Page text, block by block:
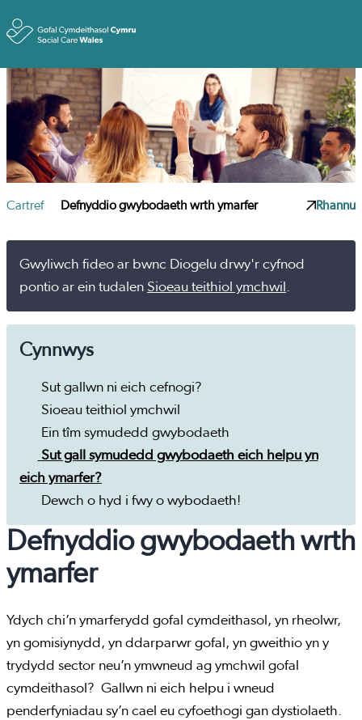
Cartref Defnyddio gwybodaeth wrth ymarfer Rhannu
Gwyliwch fideo ar bwnc Diogelu drwy'r cyfnod
pontio ar ein tudalen Sioeau teithiol ymchwil .
Cynnwys
Sut gallwn ni eich cefnogi?
Sioeau teithiol ymchwil
Ein tîm symudedd gwybodaeth
Sut gall symudedd gwybodaeth eich helpu yn
eich ymarfer?
Dewch o hyd i fwy o wybodaeth!
Defnyddio gwybodaeth wrth
ymarfer
Ydych chi’n ymarferydd gofal cymdeithasol, yn rheolwr,
yn gomisiynydd, yn ddarparwr gofal, yn gweithio yn y
trydydd sector neu’n ymwneud ag ymchwil gofal
cymdeithasol? Gallwn ni eich helpu i wneud
penderfyniadau sy’n cael eu cyfoethogi gan dystiolaeth.